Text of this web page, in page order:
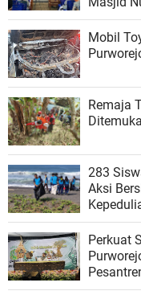
Mobil
Remaja
283
Aksi
Perkuat